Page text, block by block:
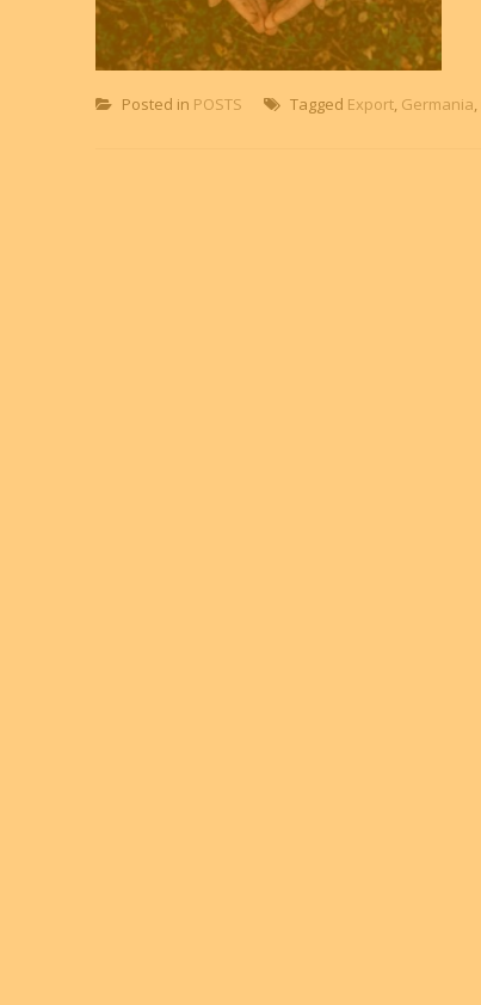
Posted in POSTS Tagged Export, Germania,